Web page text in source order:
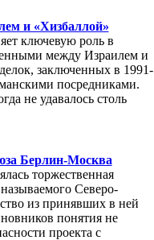
и «Хизбаллой»
ключевую роль в
между Израилем и
заключенных в 1991-
посредниками.
не удавалось столь
Берлин-Москва
торжественная
Северо-
из принявших в ней
понятия не
проекта с